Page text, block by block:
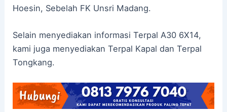
Hoesin, Sebelah FK Unsri Madang.
Selain menyediakan informasi Terpal A30 6X14,
kami juga menyediakan Terpal Kapal dan Terpal
Tongkang.